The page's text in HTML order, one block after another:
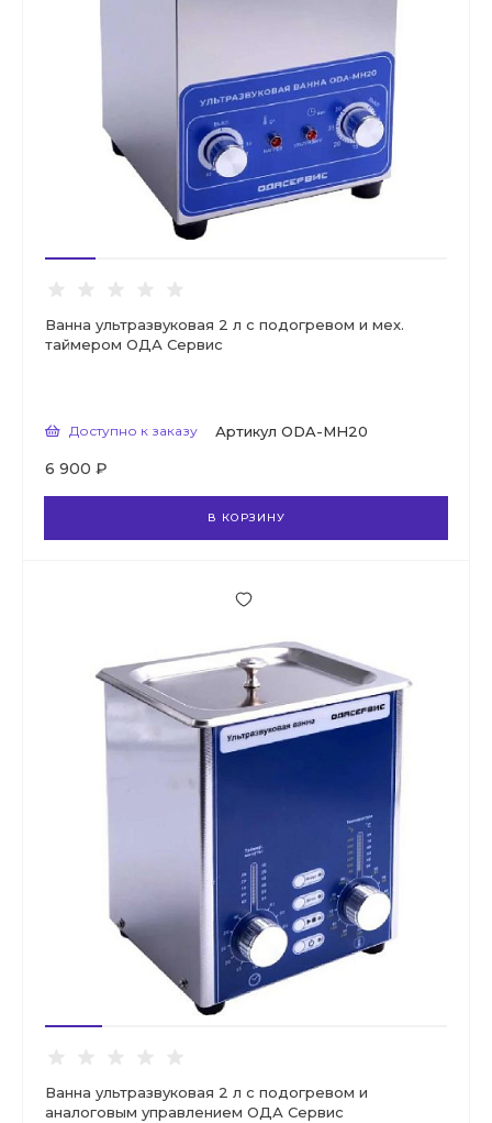
Ванна ультразвуковая 2 л с подогревом и мех.
таймером ОДА Сервис
Доступно к заказу Артикул ODA-MH20
6 900 ₽
В КОРЗИНУ
Ванна ультразвуковая 2 л с подогревом и
аналоговым управлением ОДА Сервис